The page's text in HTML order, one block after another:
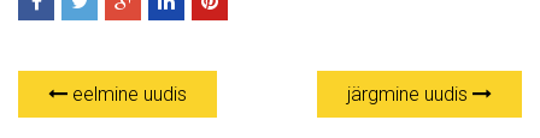
eelmine uudis järgmine uudis